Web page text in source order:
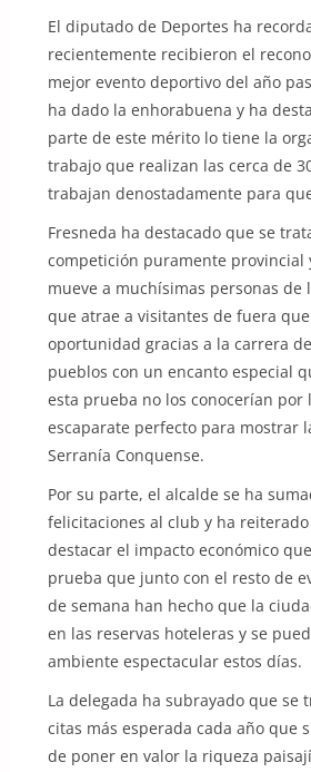
El diputado de Deportes ha
recientemente recibieron el
mejor evento deportivo del año
ha dado la enhorabuena y ha
parte de este mérito lo tiene la
trabajo que realizan las cerca de
trabajan denostadamente para
Fresneda ha destacado que se
competición puramente provincial
mueve a muchísimas personas de
que atrae a visitantes de fuera
oportunidad gracias a la carrera
pueblos con un encanto especial
esta prueba no los conocerían por
escaparate perfecto para mostrar
Serranía Conquense.
Por su parte, el alcalde se ha
felicitaciones al club y ha
destacar el impacto económico
prueba que junto con el resto de
de semana han hecho que la
en las reservas hoteleras y se
ambiente espectacular estos días.
La delegada ha subrayado que se
citas más esperada cada año que
de poner en valor la riqueza